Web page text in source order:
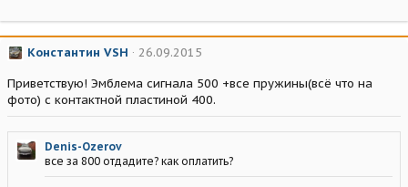
Константин VSH 26.09.2015
Приветствую! Эмблема сигнала 500 +все пружины(всё что на
фото) с контактной пластиной 400.
Denis-Ozerov
все за 800 отдадите? как оплатить?